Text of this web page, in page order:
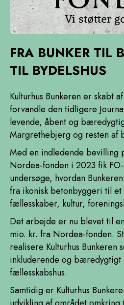
FRA BUNKER TIL
TIL BYDELSHUS
Kulturhus Bunkeren er skabt
forvandle den tidligere
levende, åbent og
Margrethebjerg og resten af
Med en indledende bevilling
Nordea-fonden i 2023 fik
undersøge, hvordan
fra ikonisk betonbyggeri til et
fællesskaber, kultur,
Det arbejde er nu blevet til
mio. kr. fra Nordea-fonden.
realisere Kulturhus Bunkeren
inkluderende og bæredygtigt
fællesskabshus.
Samtidig er Kulturhus